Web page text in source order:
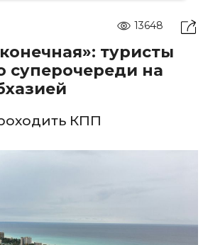
13648
туристы
суперочереди на
КПП